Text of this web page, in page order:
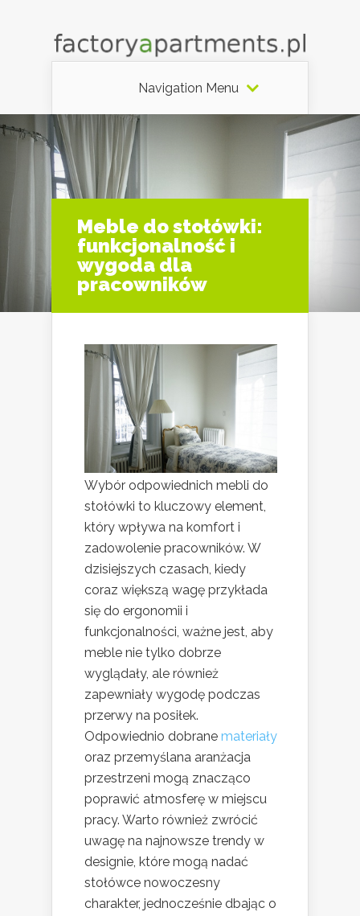
Navigation Menu
Meble do stołówki:
funkcjonalność i
wygoda dla
pracowników
Wybór odpowiednich mebli do
stołówki to kluczowy element,
który wpływa na komfort i
zadowolenie pracowników. W
dzisiejszych czasach, kiedy
coraz większą wagę przykłada
się do ergonomii i
funkcjonalności, ważne jest, aby
meble nie tylko dobrze
wyglądały, ale również
zapewniały wygodę podczas
przerwy na posiłek.
Odpowiednio dobrane materiały
oraz przemyślana aranżacja
przestrzeni mogą znacząco
poprawić atmosferę w miejscu
pracy. Warto również zwrócić
uwagę na najnowsze trendy w
designie, które mogą nadać
stołówce nowoczesny
charakter, jednocześnie dbając o